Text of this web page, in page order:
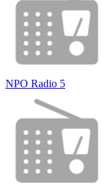
NPO Radio 5